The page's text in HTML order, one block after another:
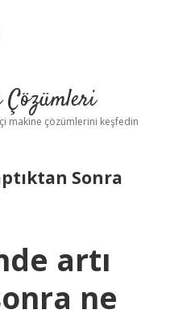
Çözümleri
makine çözümlerini keşfedin
Sonra
artı
ne